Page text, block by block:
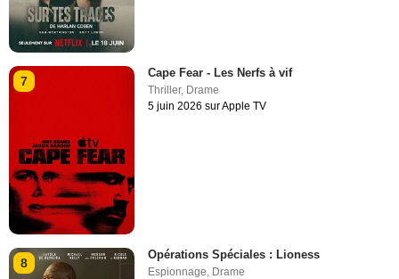
7
Cape Fear - Les Nerfs à vif
Thriller, Drame
5 juin 2026 sur Apple TV
8
Opérations Spéciales : Lioness
Espionnage Drame